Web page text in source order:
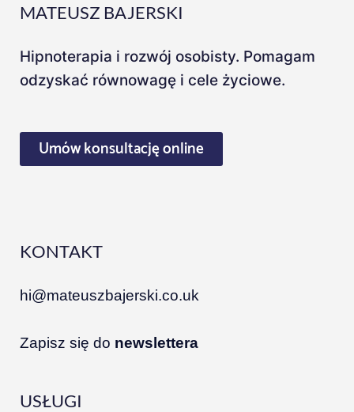
MATEUSZ BAJERSKI
Hipnoterapia i rozwój osobisty. Pomagam
odzyskać równowagę i cele życiowe.
Umów konsultację online
KONTAKT
hi@mateuszbajerski.co.uk
Zapisz się do newslettera
USŁUGI